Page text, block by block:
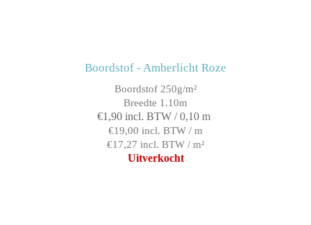
Boordstof - Amberlicht Roze
Boordstof 250g/m²
Breedte 1.10m
€1,90 incl. BTW / 0,10 m
€19,00 incl. BTW / m
€17,27 incl. BTW / m²
Uitverkocht